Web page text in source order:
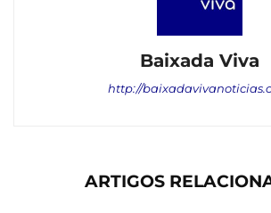
Baixada Viva
http://
ARTIGOS